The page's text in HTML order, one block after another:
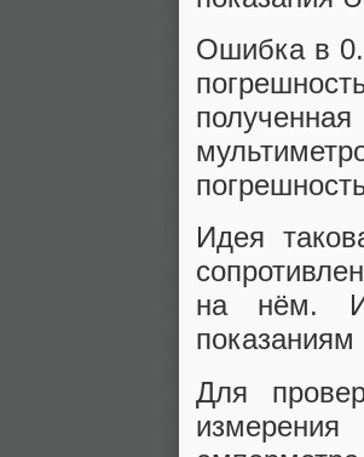
Ошибка в
Идея
на нём. И
Для